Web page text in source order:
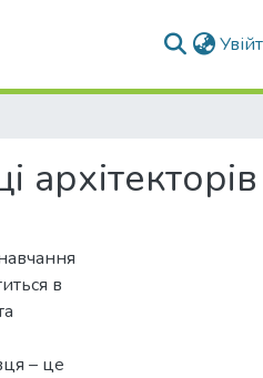
архітекторів
в
– це